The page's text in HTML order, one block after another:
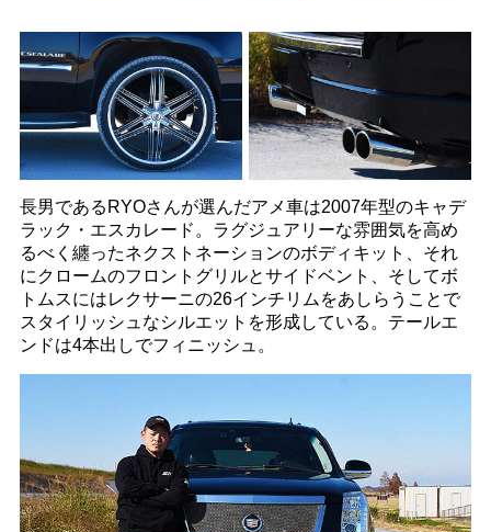
長男であるRYOさんが選んだアメ車は2007年型のキャデ
ラック・エスカレード。ラグジュアリーな雰囲気を高め
るべく纏ったネクストネーションのボディキット、それ
にクロームのフロントグリルとサイドベント、そしてボ
トムスにはレクサーニの26インチリムをあしらうことで
スタイリッシュなシルエットを形成している。テールエ
ンドは4本出しでフィニッシュ。